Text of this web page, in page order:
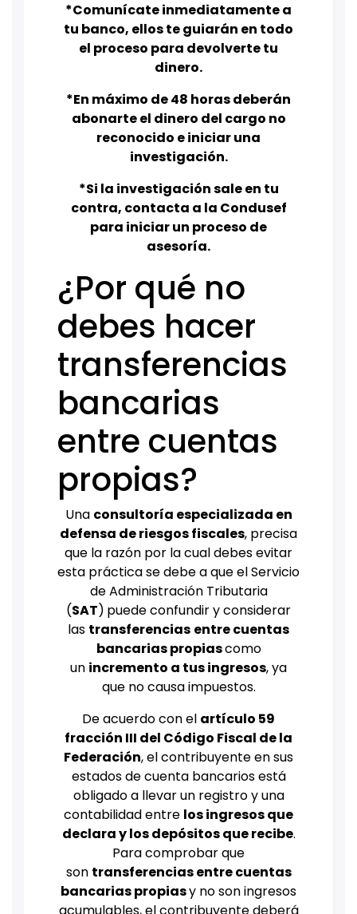
*Comunícate inmediatamente a
tu banco, ellos te guiarán en todo
el proceso para devolverte tu
dinero.
*En máximo de 48 horas deberán
abonarte el dinero del cargo no
reconocido e iniciar una
investigación.
*Si la investigación sale en tu
contra, contacta a la Condusef
para iniciar un proceso de
asesoría.
¿Por qué no
debes hacer
transferencias
bancarias
entre cuentas
propias?
Una consultoría especializada en
defensa de riesgos fiscales, precisa
que la razón por la cual debes evitar
esta práctica se debe a que el Servicio
de Administración Tributaria
(SAT) puede confundir y considerar
las transferencias entre cuentas
bancarias propiascomo
un incremento a tus ingresos, ya
que no causa impuestos.
De acuerdo con el artículo 59
fracción III del Código Fiscal de la
Federación, el contribuyente en sus
estados de cuenta bancarios está
obligado a llevar un registro y una
contabilidad entre los ingresos que
declara y los depósitos que recibe.
Para comprobar que
son transferencias entre cuentas
bancarias propiasy no son ingresos